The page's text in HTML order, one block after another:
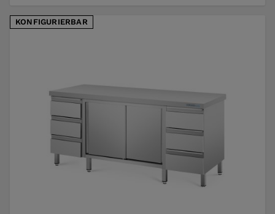
KONFIGURIERBAR